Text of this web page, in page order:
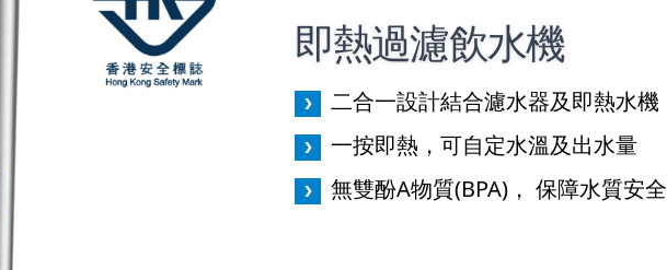
即熱過濾飲水機
二合一設計結合濾水器及即熱水機
一按即熱，可自定水溫及出水量
無雙酚A物質(BPA)， 保障水質安全